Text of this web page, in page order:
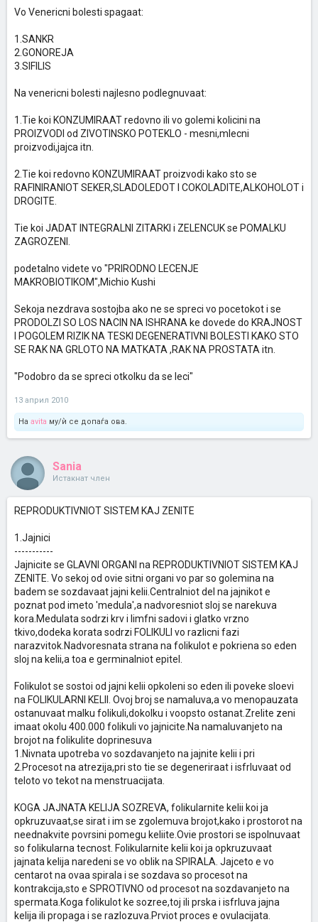
Vo Venericni bolesti spagaat:
1.SANKR
2.GONOREJA
3.SIFILIS
Na venericni bolesti najlesno podlegnuvaat:
1.Tie koi KONZUMIRAAT redovno ili vo golemi kolicini na
PROIZVODI od ZIVOTINSKO POTEKLO - mesni,mlecni
proizvodi,jajca itn.
2.Tie koi redovno KONZUMIRAAT proizvodi kako sto se
RAFINIRANIOT SEKER,SLADOLEDOT I COKOLADITE,ALKOHOLOT i
DROGITE.
Tie koi JADAT INTEGRALNI ZITARKI i ZELENCUK se POMALKU
ZAGROZENI.
podetalno videte vo "PRIRODNO LECENJE
MAKROBIOTIKOM",Michio Kushi
Sekoja nezdrava sostojba ako ne se spreci vo pocetokot i se
PRODOLZI SO LOS NACIN NA ISHRANA ke dovede do KRAJNOST
I POGOLEM RIZIK NA TESKI DEGENERATIVNI BOLESTI KAKO STO
SE RAK NA GRLOTO NA MATKATA ,RAK NA PROSTATA itn.
"Podobro da se spreci otkolku da se leci"
13 април 2010
На avita му/ѝ се допаѓа ова.
Sania
Истакнат член
REPRODUKTIVNIOT SISTEM KAJ ZENITE
1.Jajnici
-----------
Jajnicite se GLAVNI ORGANI na REPRODUKTIVNIOT SISTEM KAJ
ZENITE. Vo sekoj od ovie sitni organi vo par so golemina na
badem se sozdavaat jajni kelii.Centralniot del na jajnikot e
poznat pod imeto 'medula',a nadvoresniot sloj se narekuva
kora.Medulata sodrzi krv i limfni sadovi i glatko vrzno
tkivo,dodeka korata sodrzi FOLIKULI vo razlicni fazi
narazvitok.Nadvoresnata strana na folikulot e pokriena so eden
sloj na kelii,a toa e germinalniot epitel.
Folikulot se sostoi od jajni kelii opkoleni so eden ili poveke sloevi
na FOLIKULARNI KELII. Ovoj broj se namaluva,a vo menopauzata
ostanuvaat malku folikuli,dokolku i voopsto ostanat.Zrelite zeni
imaat okolu 400.000 folikuli vo jajnicite.Na namaluvanjeto na
brojot na folikulite doprinesuva
1.Nivnata upotreba vo sozdavanjeto na jajnite kelii i pri
2.Procesot na atrezija,pri sto tie se degeneriraat i isfrluvaat od
teloto vo tekot na menstruacijata.
KOGA JAJNATA KELIJA SOZREVA, folikularnite kelii koi ja
opkruzuvaat,se sirat i im se zgolemuva brojot,kako i prostorot na
neednakvite povrsini pomegu keliite.Ovie prostori se ispolnuvaat
so folikularna tecnost. Folikularnite kelii koi ja opkruzuvaat
jajnata kelija naredeni se vo oblik na SPIRALA. Jajceto e vo
centarot na ovaa spirala i se sozdava so procesot na
kontrakcija,sto e SPROTIVNO od procesot na sozdavanjeto na
spermata.Koga folikulot ke sozree,toj ili prska i isfrluva jajna
kelija ili propaga i se razlozuva.Prviot proces e ovulacijata.